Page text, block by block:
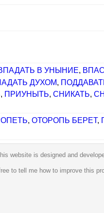
В УНЫНИЕ,
ДУХОМ,
, ПРИУНЫТЬ,СНИКАТЬ,
, ОТОРОПЬ БЕРЕТ,
website is designed and
to tell me how to improve this